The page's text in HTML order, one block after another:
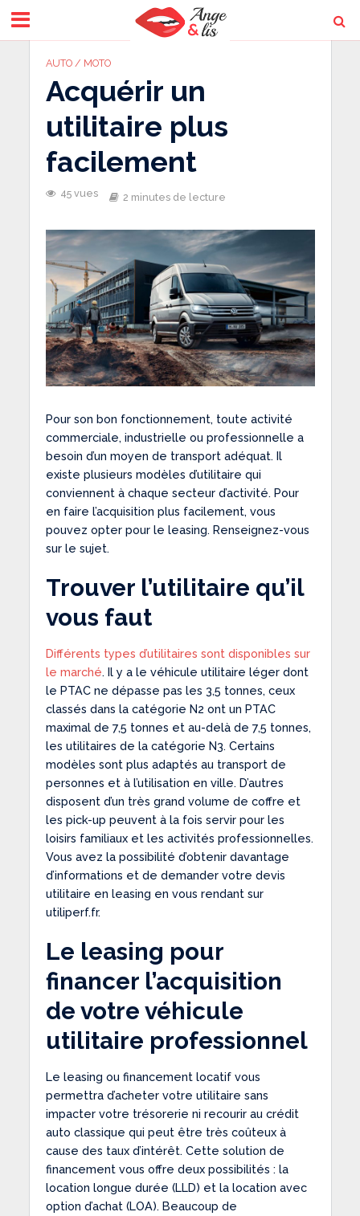
AUTO / MOTO
Acquérir un
utilitaire plus
facilement
45 vues 2 minutes de lecture
Pour son bon fonctionnement, toute activité
commerciale, industrielle ou professionnelle a
besoin d’un moyen de transport adéquat. Il
existe plusieurs modèles d’utilitaire qui
conviennent à chaque secteur d’activité. Pour
en faire l’acquisition plus facilement, vous
pouvez opter pour le leasing. Renseignez-vous
sur le sujet.
Trouver l’utilitaire qu’il
vous faut
Différents types d’utilitaires sont disponibles sur
le marché. Il y a le véhicule utilitaire léger dont
le PTAC ne dépasse pas les 3,5 tonnes, ceux
classés dans la catégorie N2 ont un PTAC
maximal de 7,5 tonnes et au-delà de 7,5 tonnes,
les utilitaires de la catégorie N3. Certains
modèles sont plus adaptés au transport de
personnes et à l’utilisation en ville. D’autres
disposent d’un très grand volume de coffre et
les pick-up peuvent à la fois servir pour les
loisirs familiaux et les activités professionnelles.
Vous avez la possibilité d’obtenir davantage
d’informations et de demander votre devis
utilitaire en leasing en vous rendant sur
utiliperf.fr.
Le leasing pour
financer l’acquisition
de votre véhicule
utilitaire professionnel
Le leasing ou financement locatif vous
permettra d’acheter votre utilitaire sans
impacter votre trésorerie ni recourir au crédit
auto classique qui peut être très coûteux à
cause des taux d’intérêt. Cette solution de
financement vous offre deux possibilités : la
location longue durée (LLD) et la location avec
option d’achat (LOA). Beaucoup de